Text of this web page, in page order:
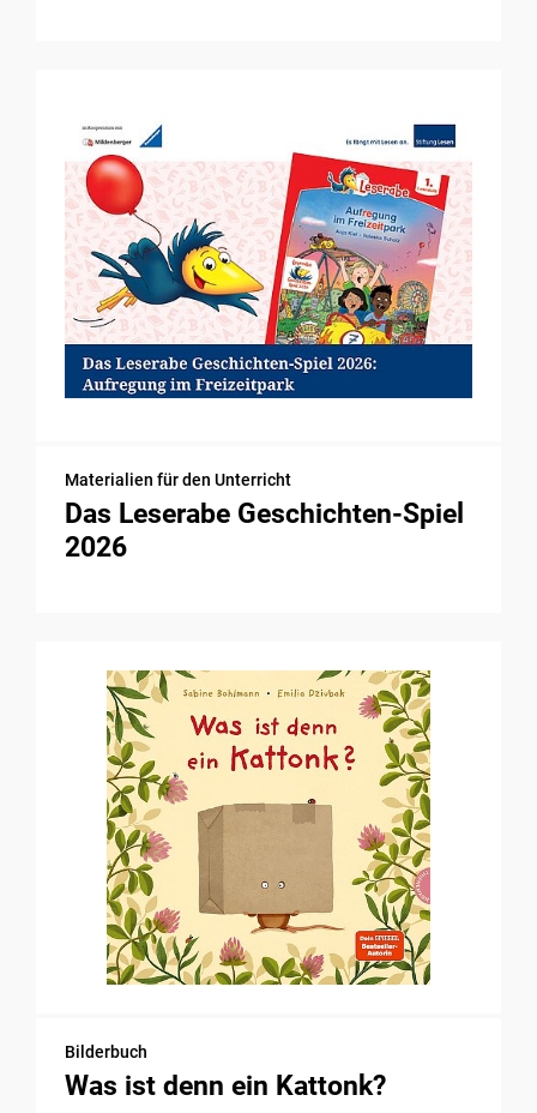
Materialien für den Unterricht
Das Leserabe Geschichten-Spiel
2026
Bilderbuch
Was ist denn ein Kattonk?